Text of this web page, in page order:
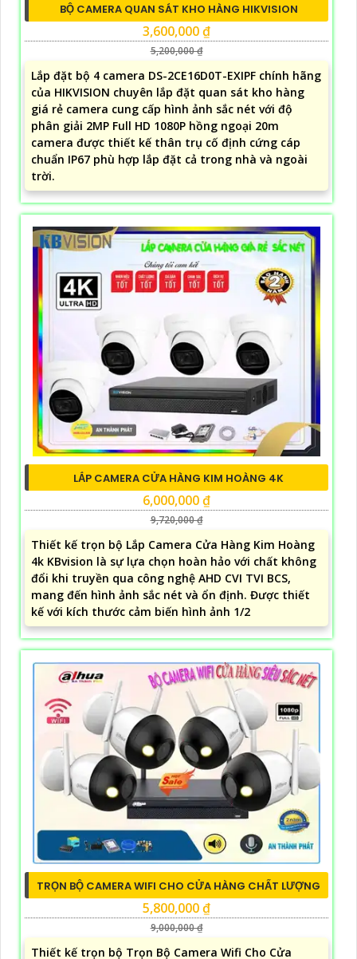
BỘ CAMERA QUAN SÁT KHO HÀNG HIKVISION
3,600,000 ₫
5,200,000 ₫
Lắp đặt bộ 4 camera DS-2CE16D0T-EXIPF chính hãng
của HIKVISION chuyên lắp đặt quan sát kho hàng
giá rẻ camera cung cấp hình ảnh sắc nét với độ
phân giải 2MP Full HD 1080P hồng ngoại 20m
camera được thiết kế thân trụ cố định cứng cáp
chuẩn IP67 phù hợp lắp đặt cả trong nhà và ngoài
trời.
LẮP CAMERA CỬA HÀNG KIM HOÀNG 4K
6,000,000 ₫
9,720,000 ₫
Thiết kế trọn bộ Lắp Camera Cửa Hàng Kim Hoàng
4k KBvision là sự lựa chọn hoàn hảo với chất không
đổi khi truyền qua công nghệ AHD CVI TVI BCS,
mang đến hình ảnh sắc nét và ổn định. Được thiết
kế với kích thước cảm biến hình ảnh 1/2
TRỌN BỘ CAMERA WIFI CHO CỬA HÀNG CHẤT LƯỢNG
5,800,000 ₫
9,000,000 ₫
Thiết kế trọn bộ Trọn Bộ Camera Wifi Cho Cửa